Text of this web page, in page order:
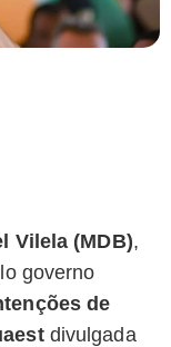
Vilela (MDB),
governo
de
divulgada